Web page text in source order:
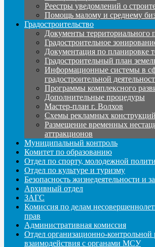
Реестры уведомлений о
Помощь малому и среднему
Градостроительство
Документы территориального
Градостроительное
Документация по планировке
Градостроительный план
Информационные системы в
градостроительной
Программы комплексного
Дополнительные процедуры
Мастер-план г. Волхов
Схемы рекламных конструкций
Размещение временных
аттракционов
Муниципальный контроль
Комитет по образованию
Отдел по спорту, молодежной
Отдел по культуре и туризму
Безопасность жизнедеятельности и
Архивный отдел
ЗАГС
Комиссия по делам
прав
Административная комиссия
Отдел организационно-контрольной
взаимодействия с органами МСУ